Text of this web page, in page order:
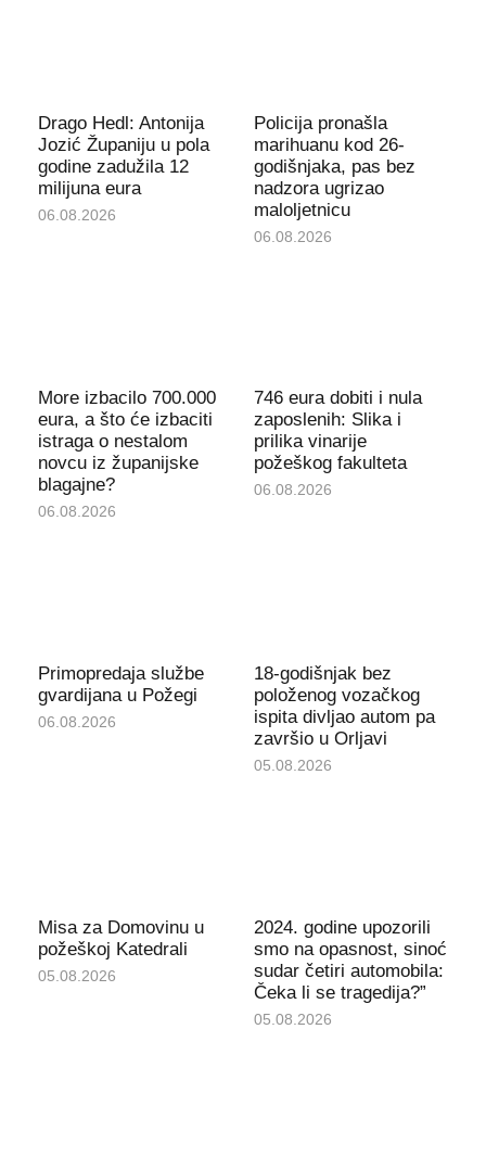
Drago Hedl: Antonija
Jozić Županiju u pola
godine zadužila 12
milijuna eura
06.08.2026
Policija pronašla
marihuanu kod 26-
godišnjaka, pas bez
nadzora ugrizao
maloljetnicu
06.08.2026
More izbacilo 700.000
eura, a što će izbaciti
istraga o nestalom
novcu iz županijske
blagajne?
06.08.2026
746 eura dobiti i nula
zaposlenih: Slika i
prilika vinarije
požeškog fakulteta
06.08.2026
Primopredaja službe
gvardijana u Požegi
06.08.2026
18-godišnjak bez
položenog vozačkog
ispita divljao autom pa
završio u Orljavi
05.08.2026
Misa za Domovinu u
požeškoj Katedrali
05.08.2026
2024. godine upozorili
smo na opasnost, sinoć
sudar četiri automobila:
Čeka li se tragedija?”
05.08.2026